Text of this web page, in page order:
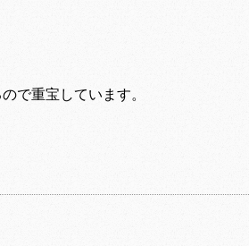
で重宝しています。